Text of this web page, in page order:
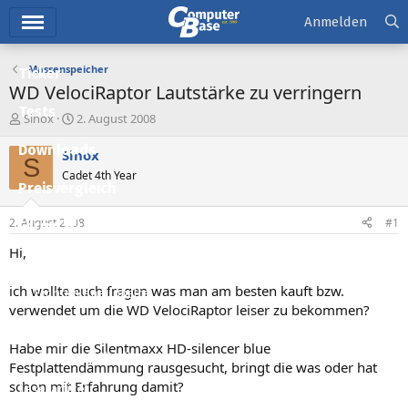
Ticker
Tests
Downloads
Preisvergleich
Forum
Aktuelles
Empfohlene Inhalte
Neueste Aktivitäten
Leserartikel
Anmelden
Massenspeicher
WD VelociRaptor Lautstärke zu verringern
E
s
t
e
l
e
Sinox
E
s
e
l
t
2. August 2008
S Sinox
Cadet 4th Year
2. August 2008 #1
Hi,
ich wollte euch fragen was man am besten kauft bzw.
verwendet um die WD VelociRaptor leiser zu bekommen?
Habe mir die Silentmaxx HD-silencer blue
Festplattendämmung rausgesucht, bringt die was oder hat
schon mit Erfahrung damit?